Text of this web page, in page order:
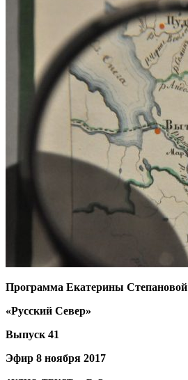
Программа Екатерины Степановой
«Русский Север»
Выпуск 41
Эфир 8 ноября 2017